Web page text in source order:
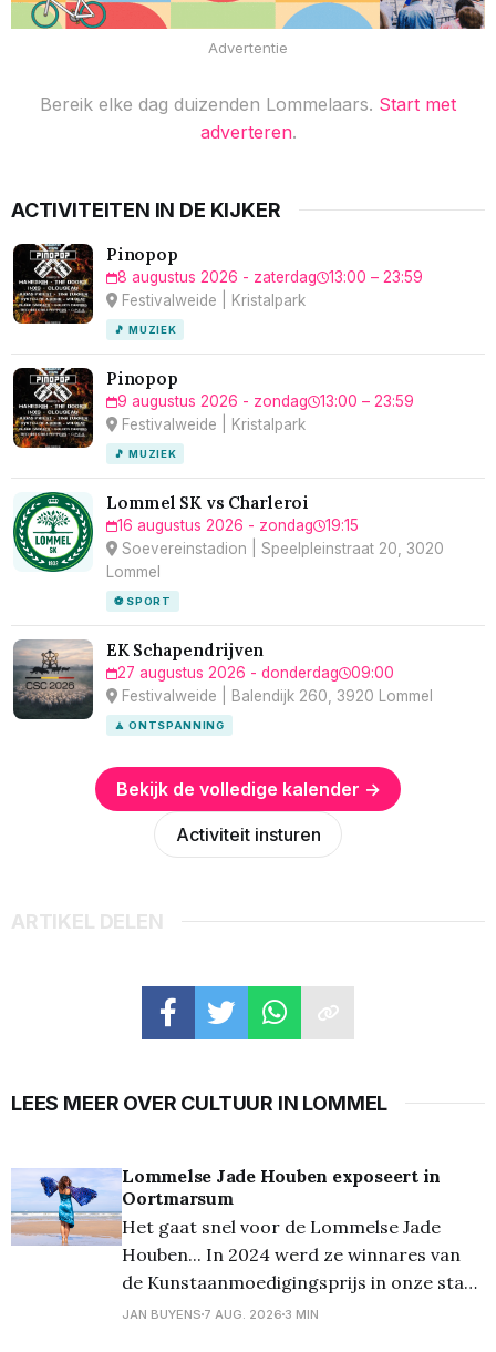
Advertentie
Bereik elke dag duizenden Lommelaars. Start met
adverteren.
ACTIVITEITEN IN DE KIJKER
Pinopop
8 augustus 2026 - zaterdag
13:00 – 23:59
Festivalweide | Kristalpark
🎵 MUZIEK
Pinopop
9 augustus 2026 - zondag
13:00 – 23:59
Festivalweide | Kristalpark
🎵 MUZIEK
Lommel SK vs Charleroi
16 augustus 2026 - zondag
19:15
Soevereinstadion | Speelpleinstraat 20, 3020
Lommel
⚽ SPORT
EK Schapendrijven
27 augustus 2026 - donderdag
09:00
Festivalweide | Balendijk 260, 3920 Lommel
🧘 ONTSPANNING
Bekijk de volledige kalender →
Activiteit insturen
ARTIKEL DELEN
LEES MEER OVER CULTUUR IN LOMMEL
Lommelse Jade Houben exposeert in
Oortmarsum
Het gaat snel voor de Lommelse Jade
Houben... In 2024 werd ze winnares van
de Kunstaanmoedigingsprijs in onze stad,
eind vorig jaar presenteerde ze voor het
JAN BUYENS 7 AUG. 2026 3 MIN